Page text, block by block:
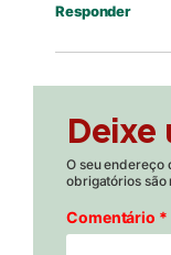
Responder
Deixe
O seu endereço
obrigatórios são
Comentário *